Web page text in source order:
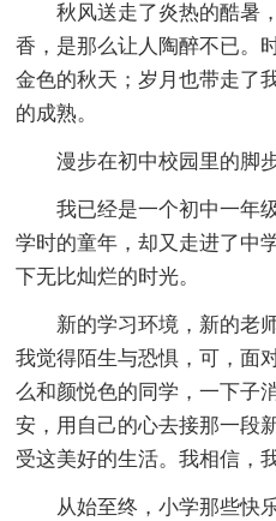
秋风送走了炎热的酷暑
香，是那么让人陶醉不已。
金色的秋天；岁月也带走了
的成熟。
漫步在初中校园里的脚
我已经是一个初中一年
学时的童年，却又走进了中
下无比灿烂的时光。
新的学习环境，新的老
我觉得陌生与恐惧，可，面
么和颜悦色的同学，一下子
安，用自己的心去接那一段
受这美好的生活。我相信，
从始至终，小学那些快